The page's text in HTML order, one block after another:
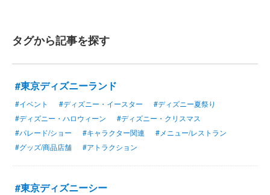
タグから記事を探す
#東京ディズニーランド
#イベント #ディズニー・イースター
#ディズニー夏祭り
#ディズニー・ハロウィーン
#ディズニー・クリスマス
#パレード/ショー
#キャラクター関連
#メニュー/レストラン
#グッズ/商品店舗
#アトラクション
#東京ディズニーシー